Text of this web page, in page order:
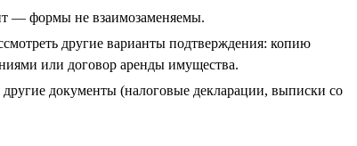
— формы не взаимозаменяемы.
другие варианты подтверждения: копию
или договор аренды имущества.
документы (налоговые декларации, выписки со